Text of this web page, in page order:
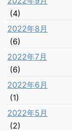
(4)
2022年8月
(6)
2022年7月
(6)
2022年6月
(1)
2022年5月
(2)